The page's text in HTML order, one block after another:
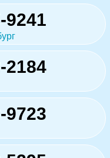
9241
2184
9723